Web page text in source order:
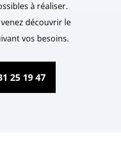
à réaliser.
découvrir le
vos besoins.
25 19 47